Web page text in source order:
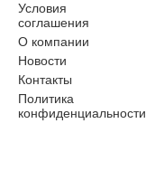
Условия
соглашения
О компании
Новости
Контакты
Политика
конфиденциальности